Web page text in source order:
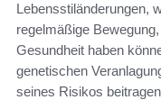
Lebensstiländerungen,
regelmäßige
Gesundheit haben
genetischen
seines Risikos